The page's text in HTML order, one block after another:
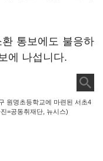
통보에도 불응하
에 나섭니다.
원명초등학교에 마련된 서초4
=공동취재단, 뉴시스)